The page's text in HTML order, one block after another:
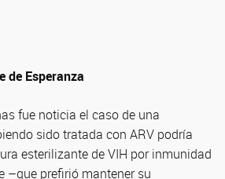
de Esperanza
fue noticia el caso de una
sido tratada con ARV podría
esterilizante de VIH por inmunidad
–que prefirió mantener su